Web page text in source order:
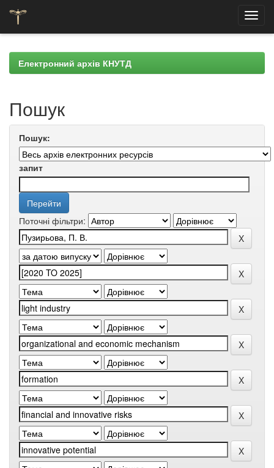
navigationЕлектронний архів КНУТД
Пошук
Пошук:
запит
Поточні фільтри: